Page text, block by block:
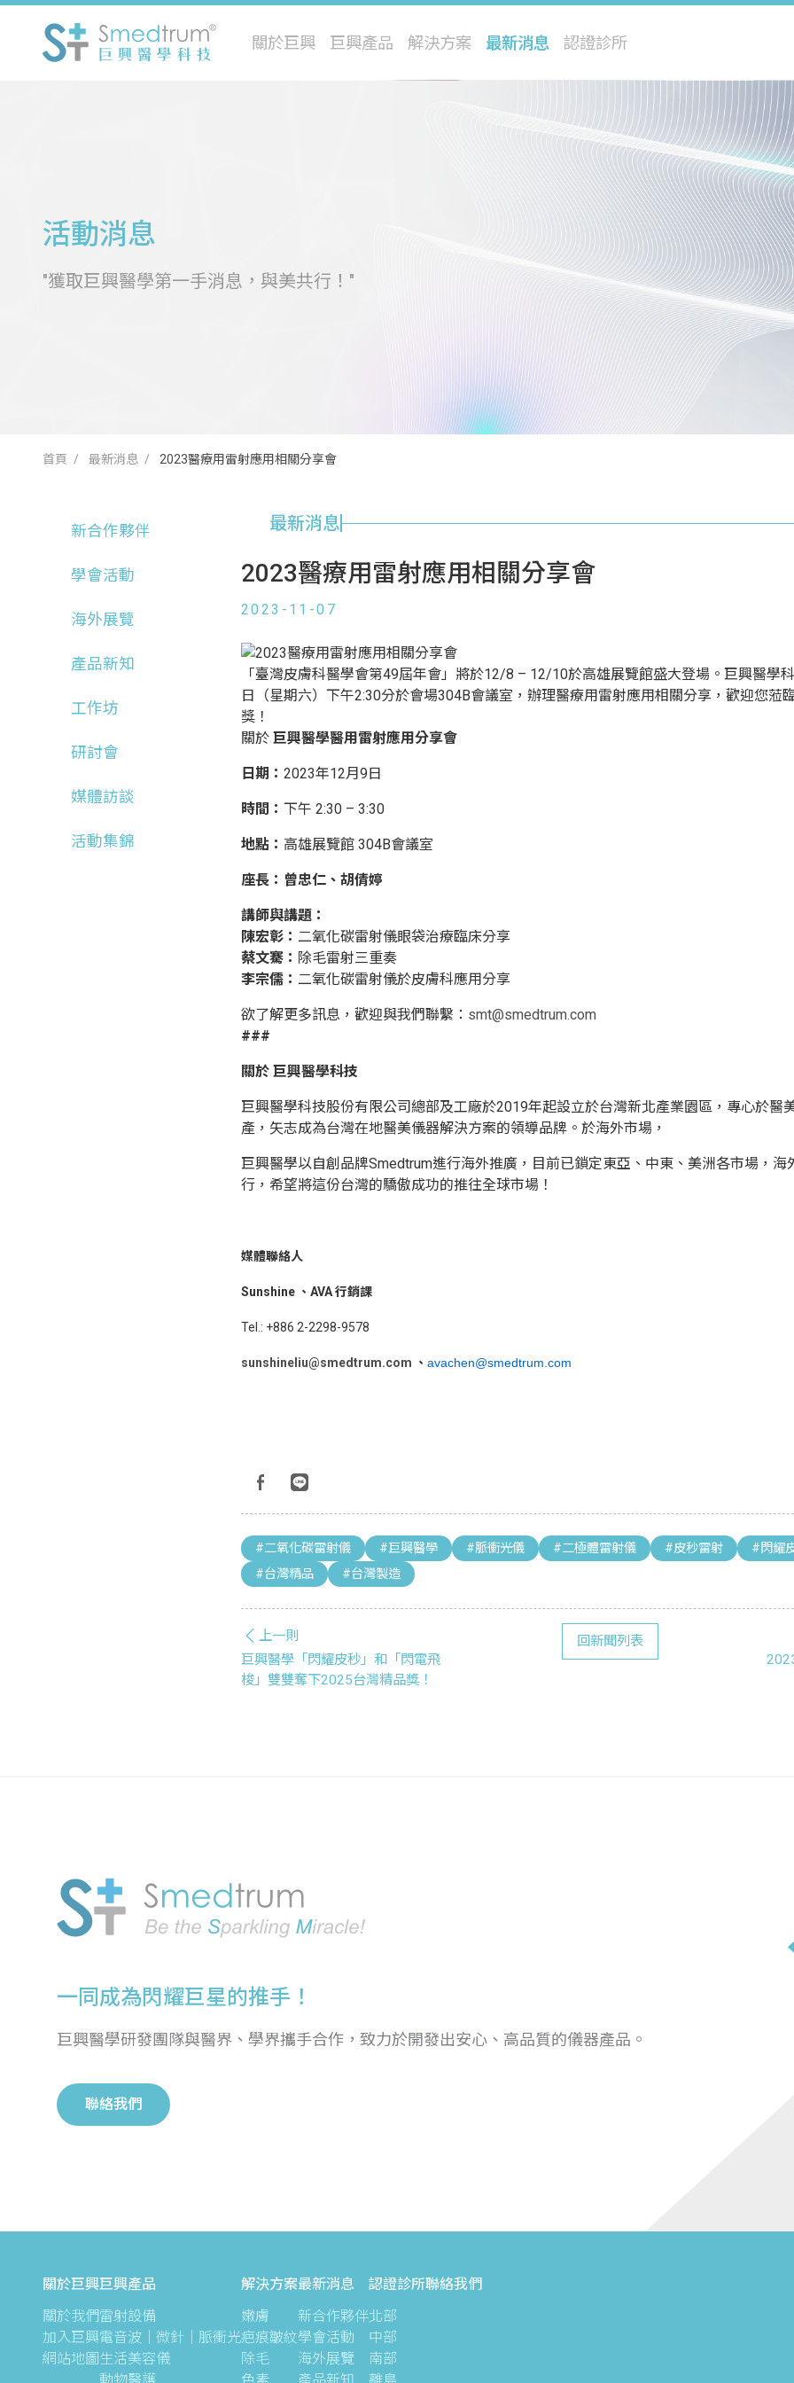
關於巨興 巨興產品
閃電飛梭
修秘音波
修秘脈衝光
星雲熱能儀
極光電漿儀
流星水光儀
四級雷射
寵物再生醫療
解決方案 最新消息 認證診所
活動消息
"獲取巨興醫學第一手消息，與美共行！"
首頁 最新消息 2023醫療用雷射應用相關分享會
新合作夥伴
學會活動
海外展覽
產品新知
工作坊
研討會
媒體訪談
活動集錦
最新消息
2023醫療用雷射應用相關分享會
2023-11-07
「臺灣皮膚科醫學會第49屆年會」將於12/8 – 12/10於高雄展覽館盛大登場。巨興醫學
日（星期六）下午2:30分於會場304B會議室，辦理醫療用雷射應用相關分享，歡迎您蒞
獎！
關於 巨興醫學醫用雷射應用分享會
日期： 2023年12月9日
時間： 下午 2:30 – 3:30
地點： 高雄展覽館 304B會議室
座長：曾忠仁、胡倩婷
講師與講題：
陳宏彰： 二氧化碳雷射儀眼袋治療臨床分享
蔡文騫： 除毛雷射三重奏
李宗儒： 二氧化碳雷射儀於皮膚科應用分享
欲了解更多訊息，歡迎與我們聯繫： smt@smedtrum.com
###
關於 巨興醫學科技
巨興醫學科技股份有限公司總部及工廠於2019年起設立於台灣新北產業園區，專心於醫
產，矢志成為台灣在地醫美儀器解決方案的領導品牌。於海外市場，
巨興醫學以自創品牌Smedtrum進行海外推廣，目前已鎖定東亞、中東、美洲各市場，海
行，希望將這份台灣的驕傲成功的推往全球市場！
媒體聯絡人
Sunshine 、AVA 行銷課
Tel.: +886 2-2298-9578
sunshineliu@smedtrum.com 、 avachen@smedtrum.com
#二氧化碳雷射儀 #巨興醫學 #脈衝光儀 #二極體雷射儀 #皮秒雷射 #閃耀
#台灣精品
#台灣製造
上一則
巨興醫學「閃耀皮秒」和「閃電飛
梭」雙雙奪下2025台灣精品獎！
回新聞列表
一同成為閃耀巨星的推手！
巨興醫學研發團隊與醫界、學界攜手合作，致力於開發出安心、高品質的儀器產品。
聯絡我們
關於巨興
關於我們
加入巨興
網站地圖
巨興產品
雷射設備
電音波｜微針｜脈衝光
生活美容儀
解決方案
嫩膚
疤痕皺紋
除毛
最新消息
新合作夥伴
學會活動
海外展覽
認證診所
北部
中部
南部
聯絡我們